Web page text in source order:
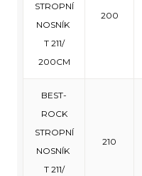
STROPNÍ
NOSNÍK
T 211/
200CM
200
BEST-
ROCK
STROPNÍ
NOSNÍK
T 211/
210